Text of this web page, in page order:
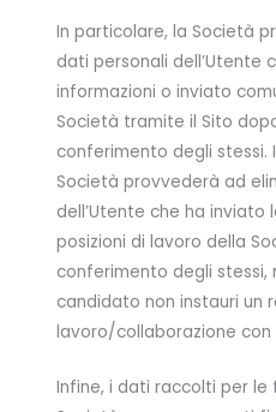
In particolare, la Società
dati personali dell’Utente
informazioni o inviato
Società tramite il Sito
conferimento degli stessi.
Società provvederà ad
dell’Utente che ha
posizioni di lavoro della
conferimento degli stessi,
candidato non instauri un
lavoro/collaborazione con
Infine, i dati raccolti per